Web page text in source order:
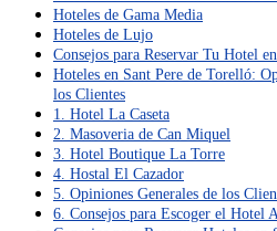
Hoteles de Gama Media
Hoteles de Lujo
Consejos para Reservar Tu Hotel
Hoteles en Sant Pere de Torelló:
los Clientes
1. Hotel La Caseta
2. Masoveria de Can Miquel
3. Hotel Boutique La Torre
4. Hostal El Cazador
5. Opiniones Generales de los
6. Consejos para Escoger el Hotel